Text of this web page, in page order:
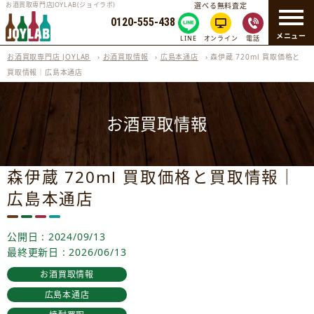
メニュー
お酒買取専門店JOYLAB(ジョイラボ)
0120-555-438
選べる無料査定
LINE オンライン 電話
お酒買取専門店 JOYLAB › お酒買取情報 › 広島本通店 ›森伊蔵 720ml 買取価格と
買取情報｜広島本通店
お酒買取情報
森伊蔵 720ml 買取価格と買取情報｜
広島本通店
公開日 : 2024/09/13
最終更新日 : 2026/06/13
お酒買取情報
広島本通店